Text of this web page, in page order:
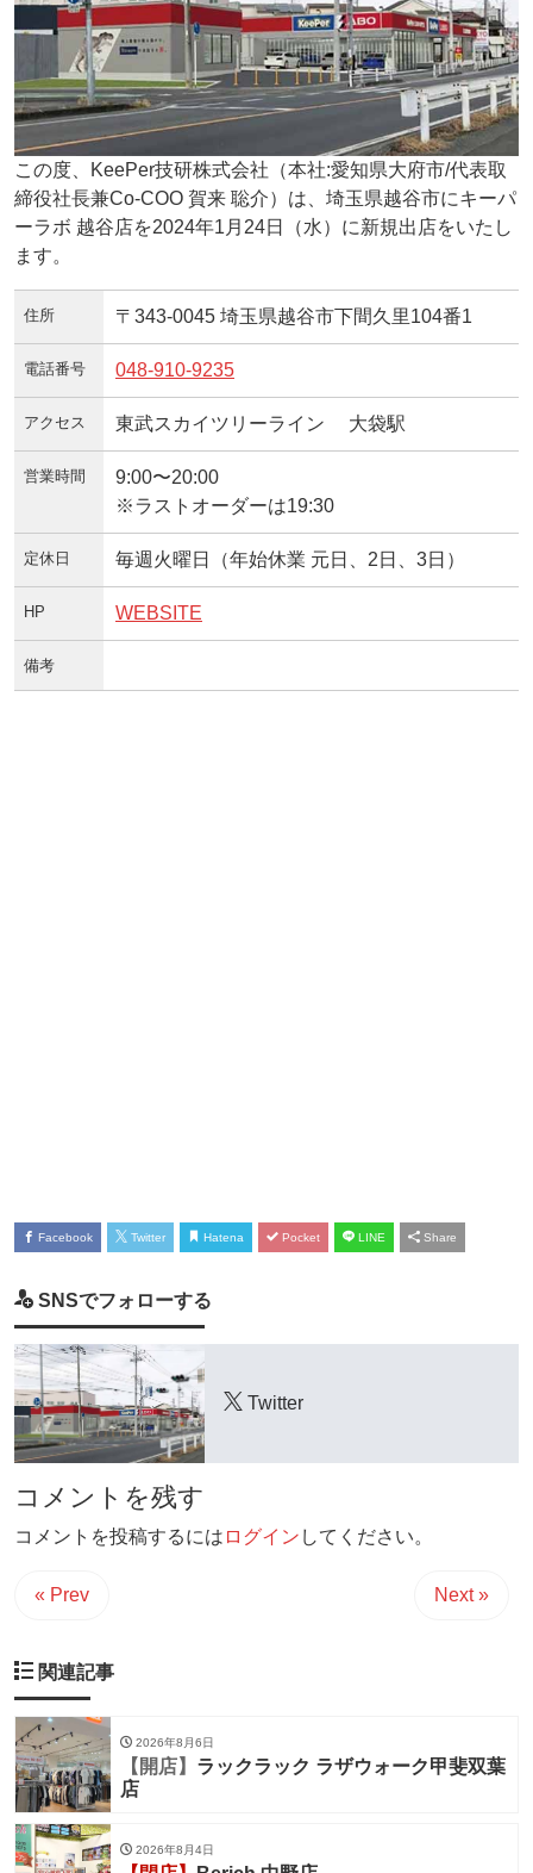
この度、KeePer技研株式会社（本社:愛知県大府市/代表取
締役社長兼Co-COO 賀来 聡介）は、埼玉県越谷市にキーパ
ーラボ 越谷店を2024年1月24日（水）に新規出店をいたし
ます。
住所 〒343-0045 埼玉県越谷市下間久里104番1
電話番号 048-910-9235
アクセス 東武スカイツリーライン 大袋駅
営業時間
9:00〜20:00
※ラストオーダーは19:30
定休日 毎週火曜日（年始休業 元日、2日、3日）
HP WEBSITE
備考
Facebook Twitter Hatena Pocket LINE Share
SNSでフォローする
Twitter
コメントを残す
コメントを投稿するには ログイン してください。
« Prev Next »
関連記事
2026年8月6日
【開店】 ラックラック ラザウォーク甲斐双葉
店
2026年8月4日